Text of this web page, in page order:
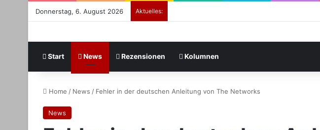
Donnerstag, 6. August 2026 Aktuelles:
Start News Rezensionen Kolumnen
Home / News / Fehler in der deutschen Anleitung von The Networks
News